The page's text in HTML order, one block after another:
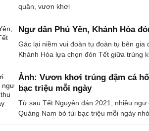
quân, vươn khơi
Ngư dân Phú Yên, Khánh Hòa
Gác lại niềm vui đoàn tụ đoàn tụ bên gia
Khánh Hòa lựa chọn đón Tết giữa trùng
Ảnh: Vươn khơi trúng đậm cá
bạc triệu mỗi ngày
Từ sau Tết Nguyên đán 2021, nhiều
Quảng Nam bỏ túi bạc triệu mỗi ngày